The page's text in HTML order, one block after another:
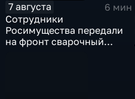
7 августа
6 мин
Сотрудники
Росимущества передали
на фронт сварочный